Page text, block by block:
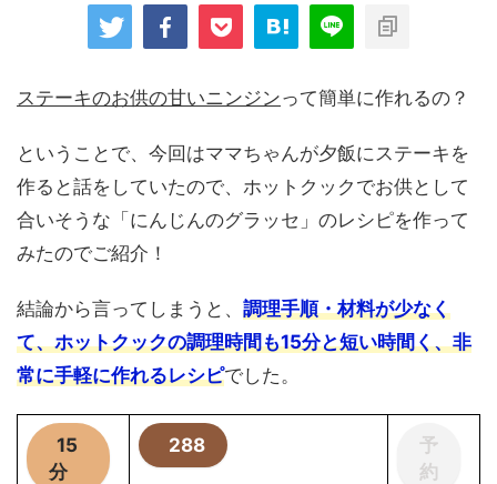
ステーキのお供の甘いニンジンって簡単に作れるの？
ということで、今回はママちゃんが夕飯にステーキを
作ると話をしていたので、ホットクックでお供として
合いそうな「にんじんのグラッセ」のレシピを作って
みたのでご紹介！
結論から言ってしまうと、 調理手順・材料が少なく
て、ホットクックの調理時間も15分と短い時間く、非
常に手軽に作れるレシピでした。
15
分
288
予
約